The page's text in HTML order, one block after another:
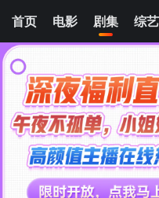
首页 电影 剧集 综艺
她的罪名